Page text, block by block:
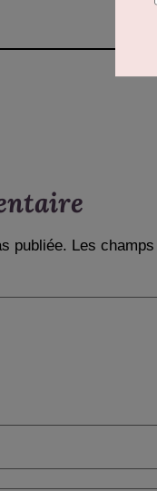
publiée. Les